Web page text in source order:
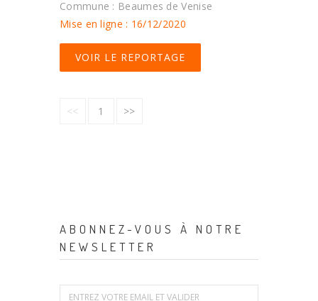
Commune : Beaumes de Venise
Mise en ligne : 16/12/2020
VOIR LE REPORTAGE
<< 1 >>
ABONNEZ-VOUS À NOTRE
NEWSLETTER